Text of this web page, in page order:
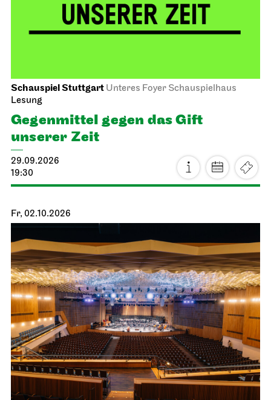
Schauspiel Stuttgart Unteres Foyer Schauspielhaus
Lesung
Gegen­mittel gegen das Gift
unserer Zeit
29.09.2026
19:30
Fr, 02.10.2026